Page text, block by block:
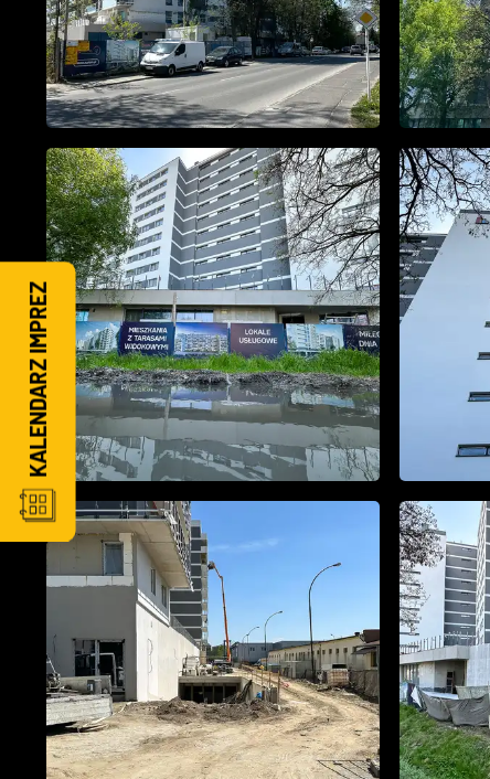
KALENDARZ IMPREZ